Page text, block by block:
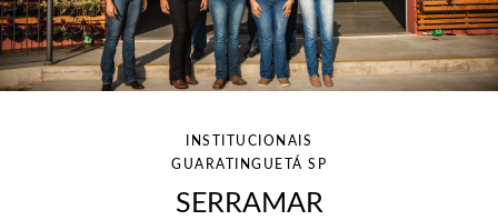
INSTITUCIONAIS
GUARATINGUETÁ SP
SERRAMAR